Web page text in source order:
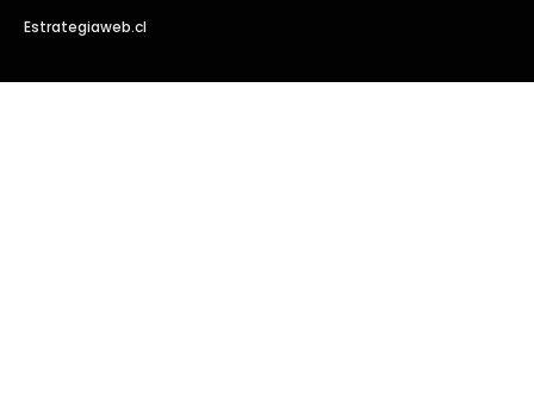
Estrategiaweb.cl